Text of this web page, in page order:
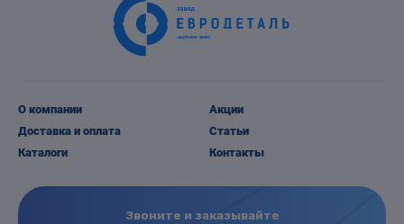
О компании
Доставка и оплата
Каталоги
Акции
Статьи
Контакты
Звоните и заказывайте